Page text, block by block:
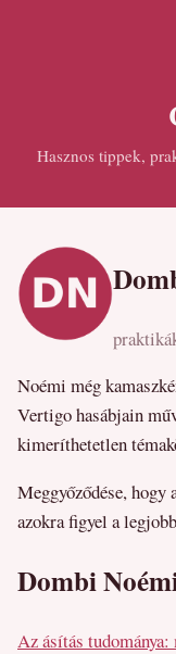
Hasznos tippek,
Noémi még
Vertigo hasábjain
kimeríthetetlen
Meggyőződése, hogy
azokra figyel a
Dombi
Az ásítás